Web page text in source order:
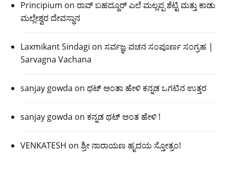
Principium on ರಾವ್ ಬಹದ್ದೂರ್ ಎಲೆ ಮಲ್ಲಪ್ಪ ಶೆಟ್ಟಿ ಮತ್ತು ಕಾಡು
ಮಲ್ಲೇಶ್ವರ ದೇವಸ್ಥಾನ
Laxmikant Sindagi on ಸರ್ವಜ್ಞ ವಚನ ಸಂಪೂರ್ಣ ಸಂಗ್ರಹ |
Sarvagna Vachana
sanjay gowda on ಥಟ್ ಅಂತಾ ಹೇಳಿ ಕನ್ನಡ ಒಗಟಿನ ಉತ್ತರ
sanjay gowda on ಕನ್ನಡ ಥಟ್ ಅಂತ ಹೇಳಿ !
VENKATESH on ಶ್ರೀ ನಾರಾಯಣ ಹೃದಯ ಸ್ತೋತ್ರಂ!